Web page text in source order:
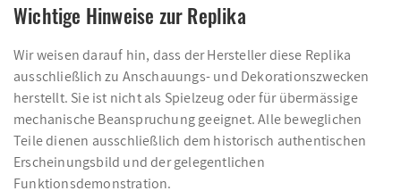
Wichtige Hinweise zur Replika
Wir weisen darauf hin, dass der Hersteller diese Replika
ausschließlich zu Anschauungs- und Dekorationszwecken
herstellt. Sie ist nicht als Spielzeug oder für übermässige
mechanische Beanspruchung geeignet. Alle beweglichen
Teile dienen ausschließlich dem historisch authentischen
Erscheinungsbild und der gelegentlichen
Funktionsdemonstration.